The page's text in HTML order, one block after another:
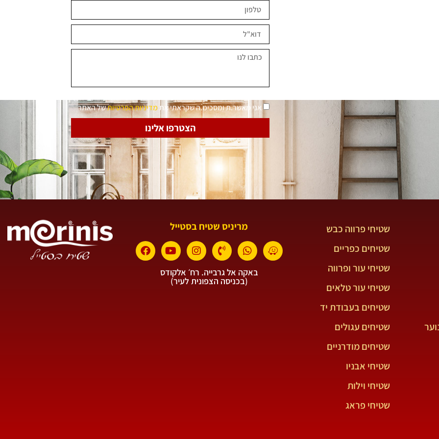
אני מאשר.ת ומסכימ.ה שקראתי את מדיניות הפרטיותשל האתר
הצטרפו אלינו
שטיחי פרווה כבש
שטיחים כפריים
שטיחי עור ופרווה
שטיחי עור טלאים
שטיחים בעבודת יד
שטיחים עגולים
שטיחים מודרניים
שטיחי אבניו
שטיחי וילות
שטיחי פראג
מריניס שטיח בסטייל
באקה אל גרבייה. רח׳ אלקודס
(בכניסה הצפונית לעיר)